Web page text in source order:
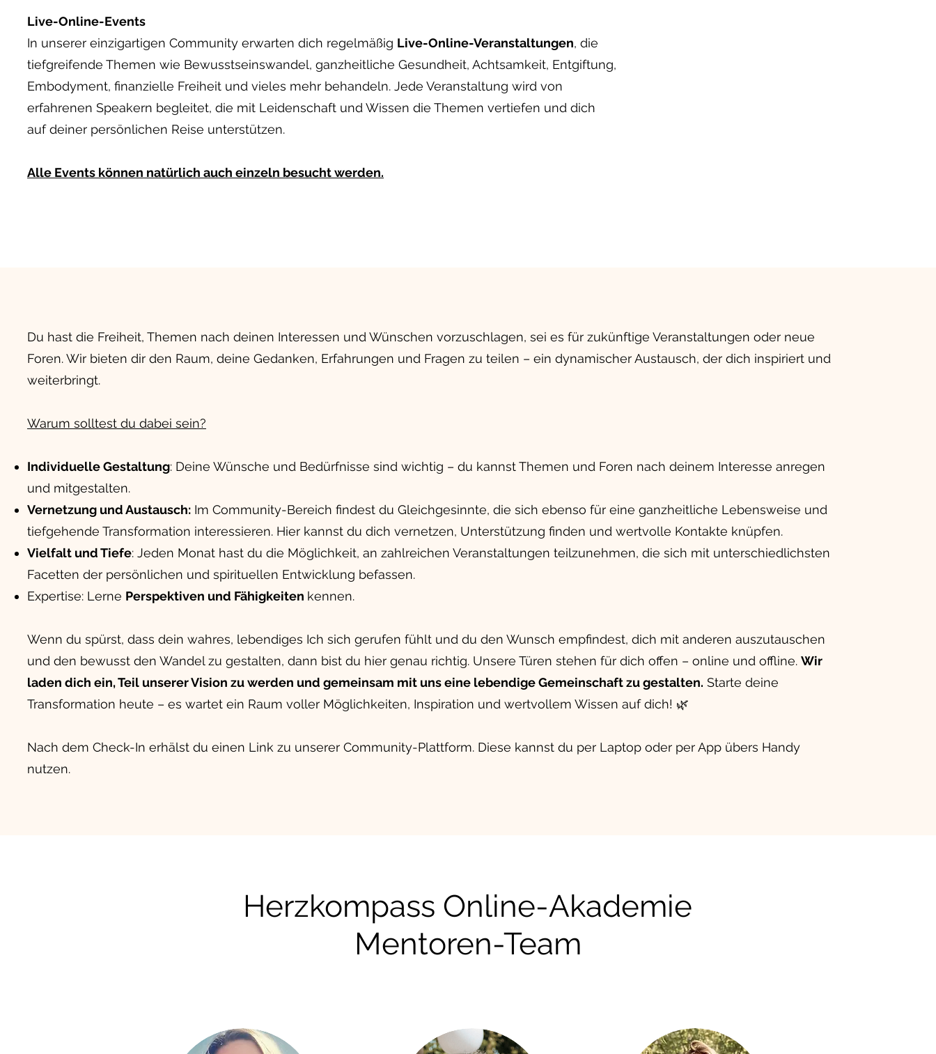
Live-Online-Events
In unserer einzigartigen Community erwarten dich regelmäßig Live-Online-Veranstaltungen, die
tiefgreifende Themen wie Bewusstseinswandel, ganzheitliche Gesundheit, Achtsamkeit, Entgiftung,
Embodyment, finanzielle Freiheit und vieles mehr behandeln. Jede Veranstaltung wird von
erfahrenen Speakern begleitet, die mit Leidenschaft und Wissen die Themen vertiefen und dich
auf deiner persönlichen Reise unterstützen.
Alle Events können natürlich auch einzeln besucht werden.
Du hast die Freiheit, Themen nach deinen Interessen und Wünschen vorzuschlagen, sei es für zukünftige Veranstaltungen oder neue
Foren. Wir bieten dir den Raum, deine Gedanken, Erfahrungen und Fragen zu teilen – ein dynamischer Austausch, der dich inspiriert und
weiterbringt.
Warum solltest du dabei sein?
Individuelle Gestaltung: Deine Wünsche und Bedürfnisse sind wichtig – du kannst Themen und Foren nach deinem Interesse anregen
und mitgestalten.
Vernetzung und Austausch: Im Community-Bereich findest du Gleichgesinnte, die sich ebenso für eine ganzheitliche Lebensweise und
tiefgehende Transformation interessieren. Hier kannst du dich vernetzen, Unterstützung finden und wertvolle Kontakte knüpfen.
Vielfalt und Tiefe: Jeden Monat hast du die Möglichkeit, an zahlreichen Veranstaltungen teilzunehmen, die sich mit unterschiedlichsten
Facetten der persönlichen und spirituellen Entwicklung befassen.
Expertise: Lerne Perspektiven und Fähigkeiten kennen.
Wenn du spürst, dass dein wahres, lebendiges Ich sich gerufen fühlt und du den Wunsch empfindest, dich mit anderen auszutauschen
und den bewusst den Wandel zu gestalten, dann bist du hier genau richtig. Unsere Türen stehen für dich offen – online und offline. Wir
laden dich ein, Teil unserer Vision zu werden und gemeinsam mit uns eine lebendige Gemeinschaft zu gestalten. Starte deine
Transformation heute – es wartet ein Raum voller Möglichkeiten, Inspiration und wertvollem Wissen auf dich! 🌿
Nach dem Check-In erhälst du einen Link zu unserer Community-Plattform. Diese kannst du per Laptop oder per App übers Handy
nutzen.
Herzkompass Online-Akademie
Mentoren-Team